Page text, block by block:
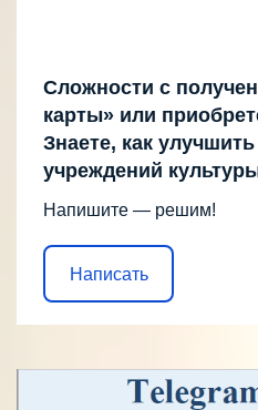
Сложности с
карты» или
Знаете, как
учреждений
Напишите — решим!
Написать